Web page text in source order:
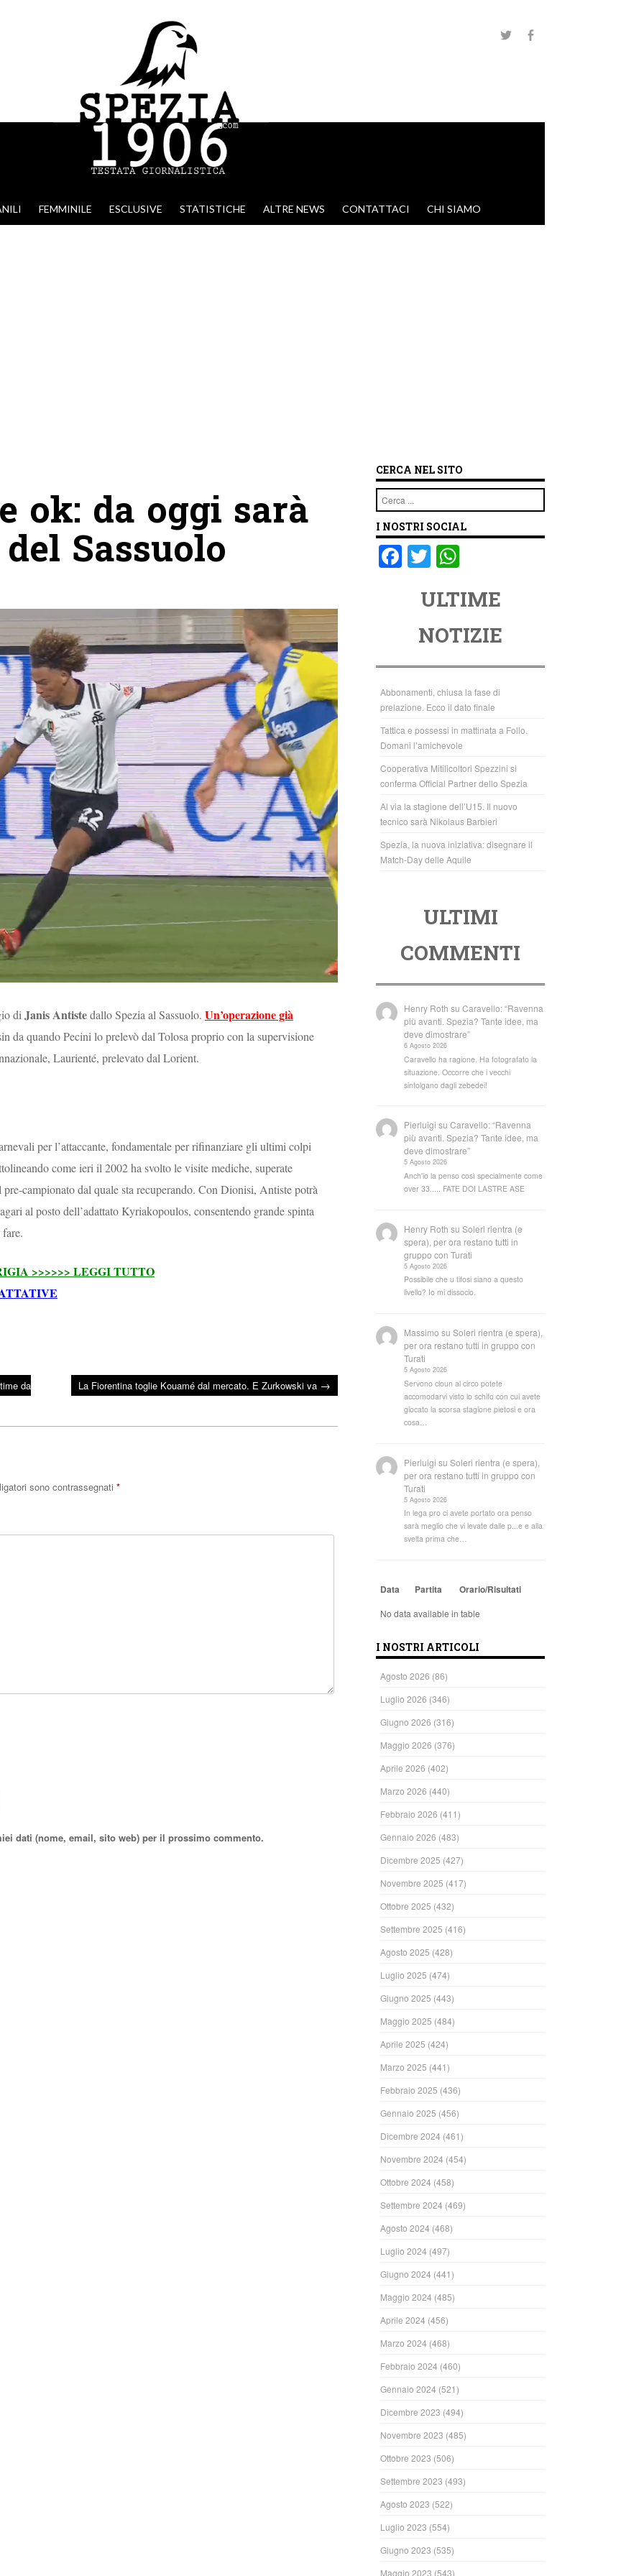
FEMMINILE ESCLUSIVE STATISTICHE ALTRE NEWS CONTATTACI CHI SIAMO
ok: da oggi sarà
Sassuolo
di Janis Antistedallo Spezia al Sassuolo. Un’operazione già
da quando Pecini lo prelevò dal Tolosa proprio con la supervisione
Laurienté, prelevato dal Lorient.
per l’attaccante, fondamentale per rifinanziare gli ultimi colpi
come ieri il 2002 ha svolto le visite mediche, superate
campionato dal quale sta recuperando. Con Dionisi, Antiste potrà
al posto dell’adattato Kyriakopoulos, consentendo grande spinta
>>>>>> LEGGI TUTTO
da
La Fiorentina toglie Kouamé dal mercato. E Zurkowski va →
sono contrassegnati *
dati (nome, email, sito web) per il prossimo commento.
CERCA NEL SITO
Cerca
I NOSTRI SOCIAL
F
o
o
k
T
tt
er
at
s
A
p
p
ULTIME
NOTIZIE
Abbonamenti, chiusa la fase di
prelazione. Ecco il dato finale
Tattica e possessi in mattinata a Follo.
Domani l’amichevole
Cooperativa Mitilicoltori Spezzini si
conferma Official Partner dello Spezia
Al via la stagione dell’U15. Il nuovo
tecnico sarà Nikolaus Barbieri
Spezia, la nuova iniziativa: disegnare il
Match-Day delle Aquile
ULTIMI
COMMENTI
Henry Roth suCaravello: “Ravenna
più avanti. Spezia? Tante idee, ma
deve dimostrare”
6 Agosto 2026
Caravello ha ragione. Ha fotografato la
situazione. Occorre che i vecchi
sintolgano dagli zebedei!
Pierluigi suCaravello: “Ravenna
più avanti. Spezia? Tante idee, ma
deve dimostrare”
5 Agosto 2026
Anch'io la penso così specialmente come
over 33..... FATE DOI LASTRE ASE
Henry Roth suSoleri rientra (e
spera), per ora restano tutti in
gruppo con Turati
5 Agosto 2026
Possibile che u tifosi siano a questo
livello? Io mi dissocio.
Massimo suSoleri rientra (e spera),
per ora restano tutti in gruppo con
Turati
5 Agosto 2026
Servono cloun al circo potete
accomodarvi visto lo schifo con cui avete
giocato la scorsa stagione pietosi e ora
cosa…
Pierluigi suSoleri rientra (e spera),
per ora restano tutti in gruppo con
Turati
5 Agosto 2026
In lega pro ci avete portato ora penso
sarà meglio che vi levate dalle p...e e alla
svelta prima che…
Data Partita Orario/Risultati
No data available in table
I NOSTRI ARTICOLI
Agosto 2026 (86)
Luglio 2026 (346)
Giugno 2026 (316)
Maggio 2026 (376)
Aprile 2026 (402)
Marzo 2026 (440)
Febbraio 2026 (411)
Gennaio 2026 (483)
Dicembre 2025 (427)
Novembre 2025 (417)
Ottobre 2025 (432)
Settembre 2025 (416)
Agosto 2025 (428)
Luglio 2025 (474)
Giugno 2025 (443)
Maggio 2025 (484)
Aprile 2025 (424)
Marzo 2025 (441)
Febbraio 2025 (436)
Gennaio 2025 (456)
Dicembre 2024 (461)
Novembre 2024 (454)
Ottobre 2024 (458)
Settembre 2024 (469)
Agosto 2024 (468)
Luglio 2024 (497)
Giugno 2024 (441)
Maggio 2024 (485)
Aprile 2024 (456)
Marzo 2024 (468)
Febbraio 2024 (460)
Gennaio 2024 (521)
Dicembre 2023 (494)
Novembre 2023 (485)
Ottobre 2023 (506)
Settembre 2023 (493)
Agosto 2023 (522)
Luglio 2023 (554)
Giugno 2023 (535)
Maggio 2023 (543)